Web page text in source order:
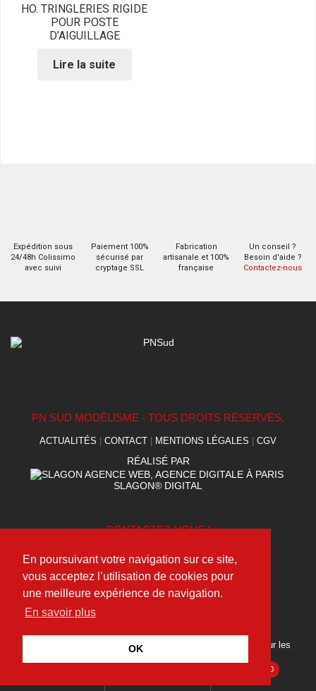
En poursuivant votre navigation sur ce site,
vous acceptez l’utilisation de cookies pour
une meilleure expérience de navigation.
En savoir plus
OK
HO. TRINGLERIES RIGIDE
POUR POSTE
D’AIGUILLAGE
Lire la suite
Expédition sous
24/48h Colissimo
avec suivi
Paiement 100%
sécurisé par
cryptage SSL
Fabrication
artisanale et 100%
française
Un conseil ?
Besoin d'aide ?
Contactez-nous
PN SUD MODÉLISME - TOUS DROITS RÉSERVÉS.
ACTUALITÉS CONTACT MENTIONS LÉGALES CGV
RÉALISÉ PAR
SLAGON® DIGITAL
CONTACTEZ-NOUS !
contact@pnsudmodelisme.com
Découvrez toutes nos dernières actualités et suivez-nous sur les
pour :
0